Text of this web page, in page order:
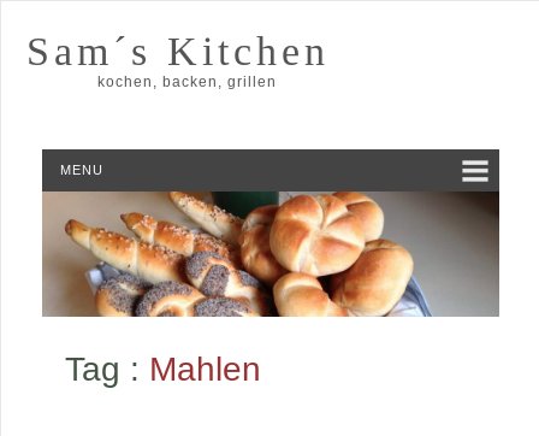
Sam´s Kitchen
kochen, backen, grillen
MENU
Tag : Mahlen